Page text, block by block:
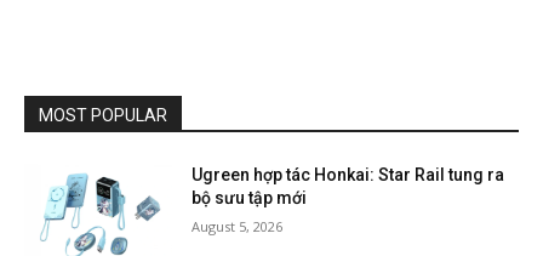
MOST POPULAR
Ugreen hợp tác Honkai: Star Rail tung ra
bộ sưu tập mới
August 5, 2026